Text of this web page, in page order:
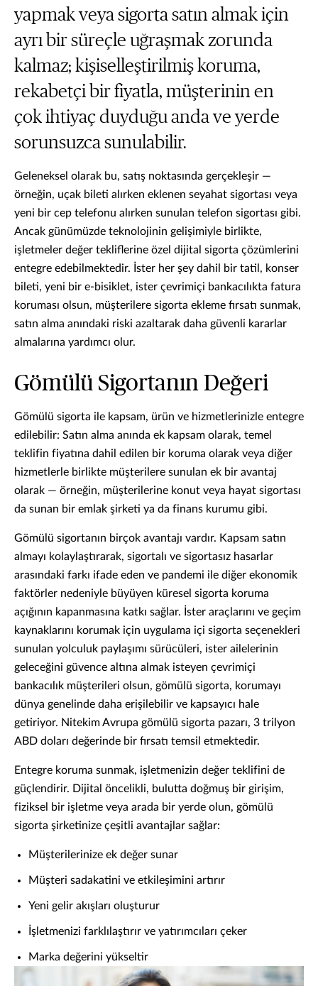
yapmak veya sigorta satın almak için
ayrı bir süreçle uğraşmak zorunda
kalmaz; kişiselleştirilmiş koruma,
rekabetçi bir fiyatla, müşterinin en
çok ihtiyaç duyduğu anda ve yerde
sorunsuzca sunulabilir.
Geleneksel olarak bu, satış noktasında gerçekleşir —
örneğin, uçak bileti alırken eklenen seyahat sigortası veya
yeni bir cep telefonu alırken sunulan telefon sigortası gibi.
Ancak günümüzde teknolojinin gelişimiyle birlikte,
işletmeler değer tekliflerine özel dijital sigorta çözümlerini
entegre edebilmektedir. İster her şey dahil bir tatil, konser
bileti, yeni bir e-bisiklet, ister çevrimiçi bankacılıkta fatura
koruması olsun, müşterilere sigorta ekleme fırsatı sunmak,
satın alma anındaki riski azaltarak daha güvenli kararlar
almalarına yardımcı olur.
Gömülü Sigortanın Değeri
Gömülü sigorta ile kapsam, ürün ve hizmetlerinizle entegre
edilebilir: Satın alma anında ek kapsam olarak, temel
teklifin fiyatına dahil edilen bir koruma olarak veya diğer
hizmetlerle birlikte müşterilere sunulan ek bir avantaj
olarak — örneğin, müşterilerine konut veya hayat sigortası
da sunan bir emlak şirketi ya da finans kurumu gibi.
Gömülü sigortanın birçok avantajı vardır. Kapsam satın
almayı kolaylaştırarak, sigortalı ve sigortasız hasarlar
arasındaki farkı ifade eden ve pandemi ile diğer ekonomik
faktörler nedeniyle büyüyen küresel sigorta koruma
açığının kapanmasına katkı sağlar. İster araçlarını ve geçim
kaynaklarını korumak için uygulama içi sigorta seçenekleri
sunulan yolculuk paylaşımı sürücüleri, ister ailelerinin
geleceğini güvence altına almak isteyen çevrimiçi
bankacılık müşterileri olsun, gömülü sigorta, korumayı
dünya genelinde daha erişilebilir ve kapsayıcı hale
getiriyor. Nitekim Avrupa gömülü sigorta pazarı, 3 trilyon
ABD doları değerinde bir fırsatı temsil etmektedir.
Entegre koruma sunmak, işletmenizin değer teklifini de
güçlendirir. Dijital öncelikli, bulutta doğmuş bir girişim,
fiziksel bir işletme veya arada bir yerde olun, gömülü
sigorta şirketinize çeşitli avantajlar sağlar:
Müşterilerinize ek değer sunar
Müşteri sadakatini ve etkileşimini artırır
Yeni gelir akışları oluşturur
İşletmenizi farklılaştırır ve yatırımcıları çeker
Marka değerini yükseltir